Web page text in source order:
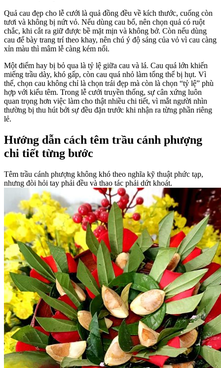
Quả cau đẹp cho lễ cưới là quả đồng đều về kích thước, cuống còn
tươi và không bị nứt vỏ. Nếu dùng cau bổ, nên chọn quả có ruột
chắc, khi cắt ra giữ được bề mặt mịn và không bở. Còn nếu dùng
cau để bày trang trí theo khay, nên chú ý độ sáng của vỏ vì cau càng
xỉn màu thì mâm lễ càng kém nổi.
Một điểm hay bị bỏ qua là tỷ lệ giữa cau và lá. Cau quá lớn khiến
miếng trầu dày, khó gấp, còn cau quá nhỏ làm tổng thể bị hụt. Vì
thế, chọn cau không chỉ là chọn trái đẹp mà còn là chọn “tỷ lệ” phù
hợp với kiểu têm. Trong lễ cưới truyền thống, sự cân xứng luôn
quan trọng hơn việc làm cho thật nhiều chi tiết, vì mắt người nhìn
thường bị thu hút bởi sự đều đặn trước khi nhận ra từng phần riêng
lẻ.
Hướng dẫn cách têm trầu cánh phượng
chi tiết từng bước
Têm trầu cánh phượng không khó theo nghĩa kỹ thuật phức tạp,
nhưng đòi hỏi tay phải đều và thao tác phải dứt khoát.